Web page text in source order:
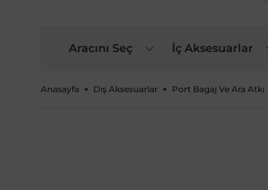
Aracını Seç İç Aksesuarlar
Anasayfa Dış Aksesuarlar Port Bagaj Ve Ara Atkı